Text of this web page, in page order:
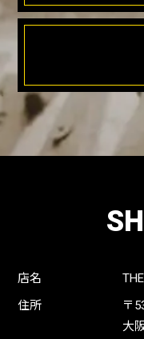
店名
住所
〒
大